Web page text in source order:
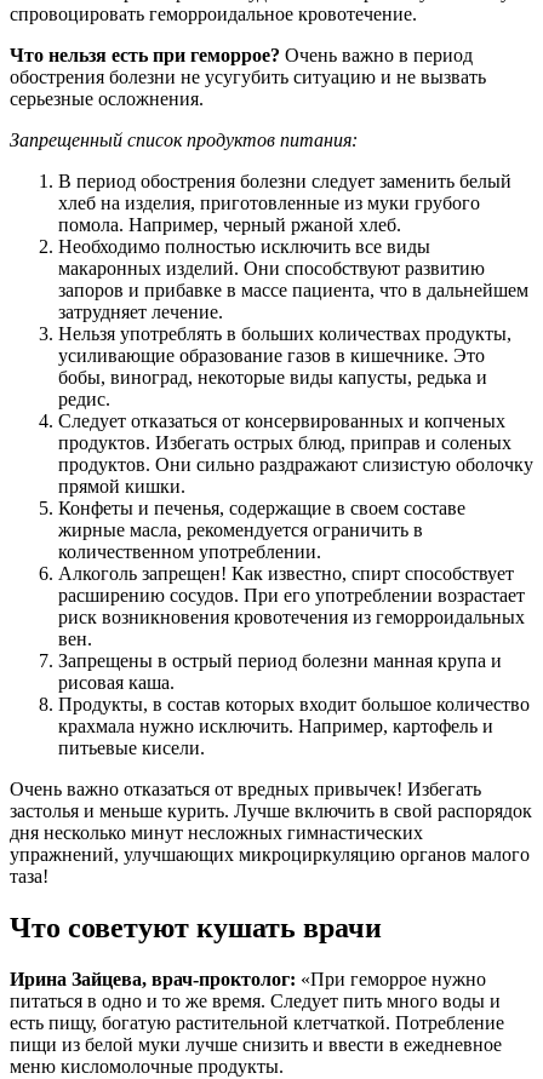
спровоцировать геморроидальное кровотечение.
Что нельзя есть при геморрое? Очень важно в период
обострения болезни не усугубить ситуацию и не вызвать
серьезные осложнения.
Запрещенный список продуктов питания:
В период обострения болезни следует заменить белый
хлеб на изделия, приготовленные из муки грубого
помола. Например, черный ржаной хлеб.
Необходимо полностью исключить все виды
макаронных изделий. Они способствуют развитию
запоров и прибавке в массе пациента, что в дальнейшем
затрудняет лечение.
Нельзя употреблять в больших количествах продукты,
усиливающие образование газов в кишечнике. Это
бобы, виноград, некоторые виды капусты, редька и
редис.
Следует отказаться от консервированных и копченых
продуктов. Избегать острых блюд, приправ и соленых
продуктов. Они сильно раздражают слизистую оболочку
прямой кишки.
Конфеты и печенья, содержащие в своем составе
жирные масла, рекомендуется ограничить в
количественном употреблении.
Алкоголь запрещен! Как известно, спирт способствует
расширению сосудов. При его употреблении возрастает
риск возникновения кровотечения из геморроидальных
вен.
Запрещены в острый период болезни манная крупа и
рисовая каша.
Продукты, в состав которых входит большое количество
крахмала нужно исключить. Например, картофель и
питьевые кисели.
Очень важно отказаться от вредных привычек! Избегать
застолья и меньше курить. Лучше включить в свой распорядок
дня несколько минут несложных гимнастических
упражнений, улучшающих микроциркуляцию органов малого
таза!
Что советуют кушать врачи
Ирина Зайцева, врач-проктолог: «При геморрое нужно
питаться в одно и то же время. Следует пить много воды и
есть пищу, богатую растительной клетчаткой. Потребление
пищи из белой муки лучше снизить и ввести в ежедневное
меню кисломолочные продукты.